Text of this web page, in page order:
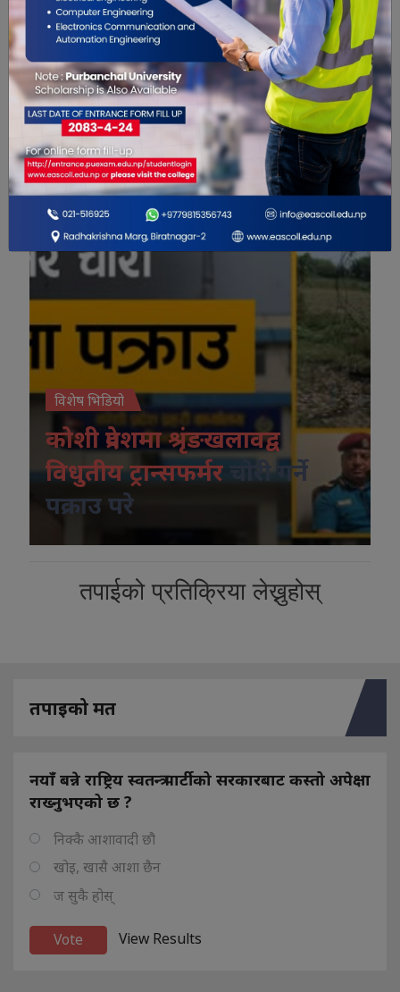
मानव संसाधन विभागको
नयाँ कार्यालय सञ्चालनमा
सेवा सुरु
विशेष भिडियो
विशेष भिडियो
कोशी प्रदेशमा श्रृंङखलावद्व
विधुतीय ट्रान्सफर्मर
चोरी गर्ने
पक्राउ परे
तपाईको प्रतिक्रिया लेख्नुहोस्
तपाइको मत
नयाँ बन्ने राष्ट्रिय स्वतन्त्र पार्टीको सरकारबाट कस्तो अपेक्षा
राख्नुभएको छ ?
निक्कै आशावादी छौ
खोइ, खासै आशा छैन
ज सुकै होस्
View Results